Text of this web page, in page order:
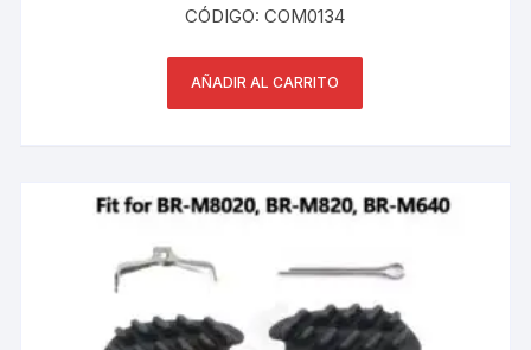
CÓDIGO: COM0134
AÑADIR AL CARRITO